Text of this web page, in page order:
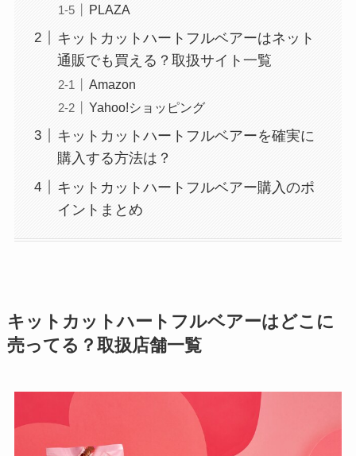
PLAZA
キットカットハートフルベアーはネット
通販でも買える？取扱サイト一覧
Amazon
Yahoo!ショッピング
キットカットハートフルベアーを確実に
購入する方法は？
キットカットハートフルベアー購入のポ
イントまとめ
キットカットハートフルベアーはどこに
売ってる？取扱店舗一覧